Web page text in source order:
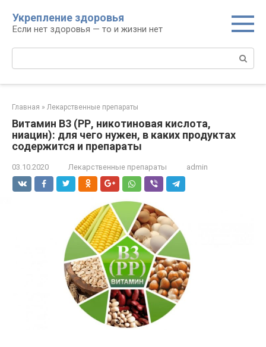
контенту
Укрепление здоровья
Если нет здоровья — то и жизни нет
Поиск:
Главная » Лекарственные препараты
Витамин B3 (РР, никотиновая кислота,
ниацин): для чего нужен, в каких продуктах
содержится и препараты
03.10.2020 Лекарственные препараты admin